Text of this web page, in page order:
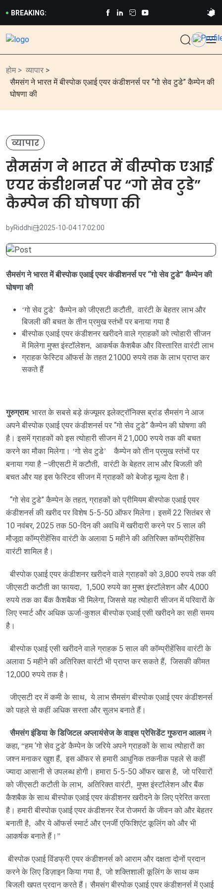
BREAKING:
होम > व्यापार >
सैमसंग ने भारत में बीस्पोक एआई एयर कंडीशनर्स पर “गो सेव टुडे” कैम्‍पेन की
घोषणा की
व्यापार
सैमसंग ने भारत में बीस्पोक एआई
एयर कंडीशनर्स पर “गो सेव टुडे”
कैम्‍पेन की घोषणा की
byRiddhi 2025-10-04 17:02:00
सैमसंग ने भारत में बीस्पोक एआई एयर कंडीशनर्स पर “गो सेव टुडे” कैम्‍पेन की
घोषणा की
‘गो सेव टुडे’ कैम्‍पेन को जीएसटी कटौती
वारंटी के बेहतर लाभ और
बिजली की बचत के तीन प्रमुख स्‍तंभों पर बनाया गया है
बीस्पोक एआई एयर कंडीशनर खरीदने वाले ग्राहकों को त्‍योहारी सीजन
में मिलेगा मुफ्त इंस्‍टॉलेशन, आकर्षक कैशबैक और विस्‍तारित वारंटी लाभ
ग्राहक फेस्टिव ऑफर्स के तहत 21000 रुपये तक के लाभ प्राप्‍त कर
सकते हैं
गुरुग्राम: भारत के सबसे बड़े कंज्‍यूमर इलेक्ट्रॉनिक्स ब्रांड सैमसंग ने आज
अपने बीस्पोक एआई एयर कंडीशनर्स पर “गो सेव टुडे” कैम्‍पेन की घोषणा की
है। इसमें ग्राहकों को इस त्‍योहारी सीजन में 21,000 रुपये तक की बचत
करने का मौका मिलेगा। ‘गो सेव टुडे’ कैम्‍पेन को तीन प्रमुख स्‍तंभों पर
बनाया गया है –जीएसटी में कटौती
वारंटी के बेहतर लाभ और बिजली की
बचत और यह इस फेस्टिव सीजन में ग्राहकों को बेजोड़ मूल्‍य देता है।
“गो सेव टुडे” कैम्‍पेन के तहत, ग्राहकों को प्रीमियम बीस्पोक एआई एयर
कंडीशनर्स की खरीद पर विशेष 5-5-50 ऑफर मिलेगा। इसमें 22 सितंबर से
10 नवंबर, 2025 तक 50-दिन की अवधि में खरीदारी करने पर 5 साल की
मौजूदा कॉम्‍प्रीहेंसिव वारंटी के अलावा 5 महीने की अतिरिक्‍त कॉम्‍प्रीहेंसिव
वारंटी शामिल है।
बीस्पोक एआई एयर कंडीशनर खरीदने वाले ग्राहकों को 3,800 रुपये तक की
जीएसटी कटौती का फायदा
1,500 रुपये का मुफ्त इंस्टॉलेशन और 4,000
रुपये तक का बैंक कैशबैक भी मिलेगा, जिससे यह त्‍योहारी सीजन में परिवारों के
लिए स्मार्ट और अधिक ऊर्जा-कुशल बीस्पोक एआई एसी खरीदने का सही समय
है।
बीस्पोक एआई एसी खरीदने वाले ग्राहक 5 साल की कॉम्‍प्रीहेंसिव वारंटी के
अलावा 5 महीने की अतिरिक्‍त वारंटी भी प्राप्त कर सकते हैं, जिसकी कीमत
12,000 रुपये तक है।
जीएसटी दर में कमी के साथ
ये लाभ सैमसंग बीस्पोक एआई एयर कंडीशनर्स
को पहले से कहीं अधिक सस्‍ता और सुलभ बनाते हैं।
सैमसंग इंडिया के डिजिटल अप्लायंसेज के वाइस प्रेसिडेंट गुफरान आलमने
कहा, “हम ‘गो सेव टुडे’ कैम्‍पेन के जरिये अपने ग्राहकों के साथ त्‍योहारों का
जश्‍न मनाकर खुश हैं, इस ऑफर से हमारी आधुनिक तकनीक पहले से कहीं
ज्यादा आसानी से उपलब्ध होगी। हमारा 5-5-50 ऑफर खास है
जो परिवारों
को जीएसटी कटौती के लाभ, अतिरिक्त वारंटी
मुफ्त इंस्टॉलेशन और बैंक
कैशबैक के साथ बीस्पोक एआई एयर कंडीशनर खरीदने के लिए प्रेरित करता
है। हमारी बीस्पोक एआई एयर कंडीशनर रेंज रोजमर्रा के जीवन को और बेहतर
बनाती है
और ये ऑफर्स स्मार्ट और एनर्जी एफिशिएंट कूलिंग को और भी
आकर्षक बनाते हैं। ”
बीस्पोक एआई विंडफ्री एयर कंडीशनर्स को आराम और दक्षता दोनों प्रदान
करने के लिए डिज़ाइन किया गया है
जो शक्तिशाली कूलिंग के साथ कम
बिजली खपत प्रदान करते हैं। सैमसंग बीस्पोक एआई एयर कंडीशनर्स में एआई